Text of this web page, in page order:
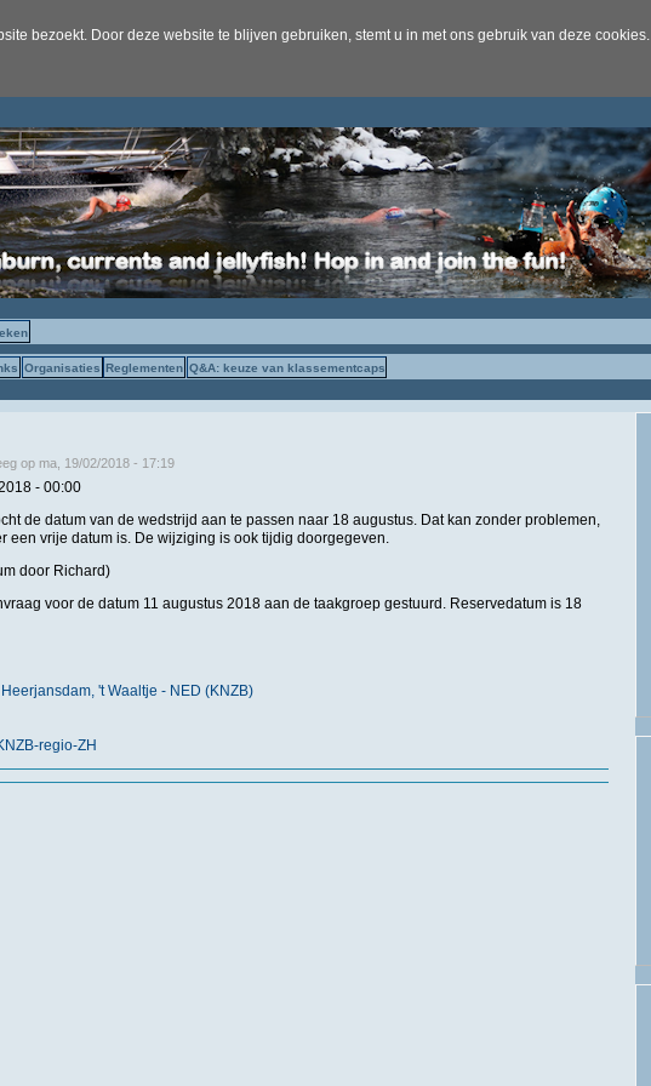
bezoekt. Door deze website te blijven gebruiken, stemt u in met ons gebruik van deze cookies.
Organisaties Reglementen Q&A: keuze van klassementcaps
op ma, 19/02/2018 - 17:19
- 00:00
de datum van de wedstrijd aan te passen naar 18 augustus. Dat kan zonder problemen,
een vrije datum is. De wijziging is ook tijdig doorgegeven.
door Richard)
voor de datum 11 augustus 2018 aan de taakgroep gestuurd. Reservedatum is 18
Heerjansdam, 't Waaltje - NED (KNZB)
regio-ZH